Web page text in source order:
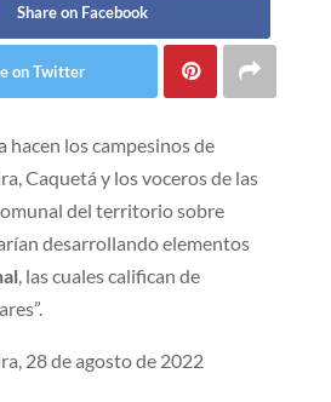
Share on Facebook
on Twitter
hacen los campesinos de
Caquetá y los voceros de las
del territorio sobre
desarrollando elementos
, las cuales califican de
28 de agosto de 2022